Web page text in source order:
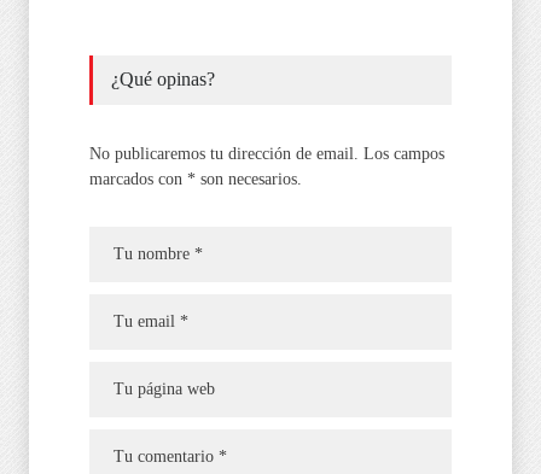
¿Qué opinas?
No publicaremos tu dirección de email. Los campos
marcados con * son necesarios.